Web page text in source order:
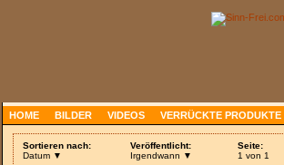
HOME BILDER VIDEOS VERRÜCKTE PRODUKTE
Sortieren nach:
Datum ▼
Veröffentlicht:
Irgendwann ▼
Seite:
1 von 1